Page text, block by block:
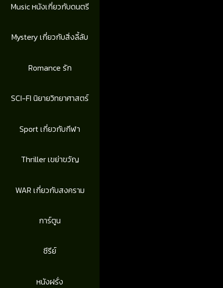
Music หนังเกี่ยวกับดนตรี
Mystery เกี่ยวกับสิ่งลี้ลับ
Romance รัก
SCI-FI นิยายวิทยาศาสตร์
Sport เกี่ยวกับกีฬา
Thriller เขย่าขวัญ
WAR เกี่ยวกับสงคราม
การ์ตูน
ซีรีย์
หนังฝรั่ง